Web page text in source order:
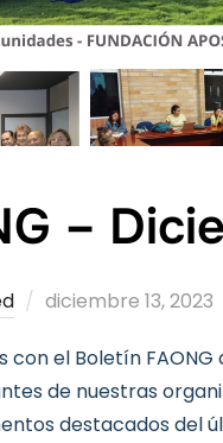
–
Publicado
diciembre 13, 2023
el Boletín
de nuestras
destacados